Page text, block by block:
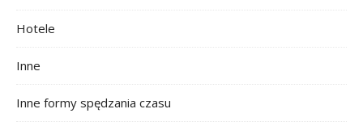
Hotele
Inne
Inne formy spędzania czasu